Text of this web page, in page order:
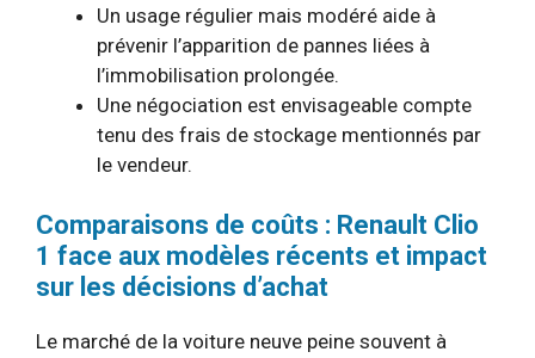
Un usage régulier mais modéré aide à
prévenir l’apparition de pannes liées à
l’immobilisation prolongée.
Une négociation est envisageable compte
tenu des frais de stockage mentionnés par
le vendeur.
Comparaisons de coûts : Renault Clio
1 face aux modèles récents et impact
sur les décisions d’achat
Le marché de la voiture neuve peine souvent à